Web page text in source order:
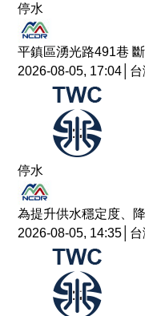
停水
平鎮區湧光路491巷
2026-08-05, 17:04│台
停水
為提升供水穩定度、
2026-08-05, 14:35│台